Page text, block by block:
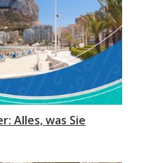
Alles, was Sie